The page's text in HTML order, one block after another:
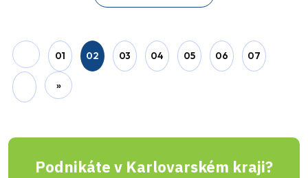
01 02 03 04 05 06 07
»
Podnikáte v Karlovarském kraji?